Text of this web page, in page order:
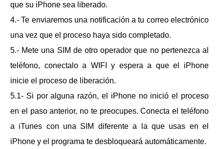
que su iPhone sea liberado.
4.- Te enviaremos una notificación a tu correo electrónico
una vez que el proceso haya sido completado.
5.- Mete una SIM de otro operador que no pertenezca al
teléfono, conectalo a WIFI y espera a que el iPhone
inicie el proceso de liberación.
5.1- Si por alguna razón, el iPhone no inició el proceso
en el paso anterior, no te preocupes. Conecta el teléfono
a iTunes con una SIM diferente a la que usas en el
iPhone y el programa te desbloqueará automáticamente.